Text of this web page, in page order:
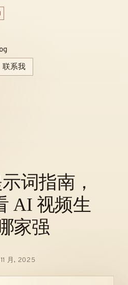
联系我
词指南，
AI 视频生
家强
11 月, 2025